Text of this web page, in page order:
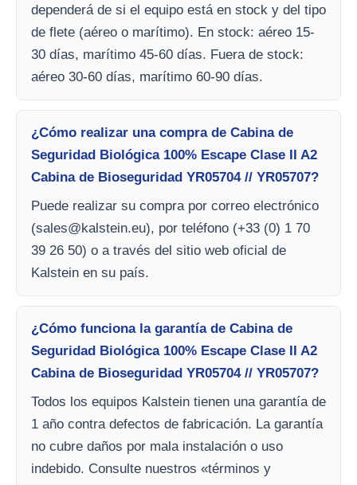
dependerá de si el equipo está en stock y del tipo
de flete (aéreo o marítimo). En stock: aéreo 15-
30 días, marítimo 45-60 días. Fuera de stock:
aéreo 30-60 días, marítimo 60-90 días.
¿Cómo realizar una compra de Cabina de
Seguridad Biológica 100% Escape Clase II A2
Cabina de Bioseguridad YR05704 // YR05707?
Puede realizar su compra por correo electrónico
(sales@kalstein.eu), por teléfono (+33 (0) 1 70
39 26 50) o a través del sitio web oficial de
Kalstein en su país.
¿Cómo funciona la garantía de Cabina de
Seguridad Biológica 100% Escape Clase II A2
Cabina de Bioseguridad YR05704 // YR05707?
Todos los equipos Kalstein tienen una garantía de
1 año contra defectos de fabricación. La garantía
no cubre daños por mala instalación o uso
indebido. Consulte nuestros «términos y